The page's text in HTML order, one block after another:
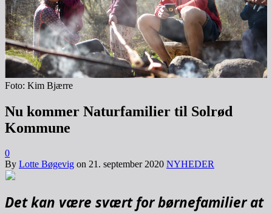
Foto: Kim Bjærre
Nu kommer Naturfamilier til Solrød
Kommune
0
By Lotte Bøgevig on 21. september 2020 NYHEDER
Det kan være svært for børnefamilier at